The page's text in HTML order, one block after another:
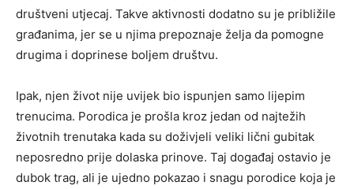
društveni utjecaj. Takve aktivnosti dodatno su je približile
građanima, jer se u njima prepoznaje želja da pomogne
drugima i doprinese boljem društvu.
Ipak, njen život nije uvijek bio ispunjen samo lijepim
trenucima. Porodica je prošla kroz jedan od najtežih
životnih trenutaka kada su doživjeli veliki lični gubitak
neposredno prije dolaska prinove. Taj događaj ostavio je
dubok trag, ali je ujedno pokazao i snagu porodice koja je